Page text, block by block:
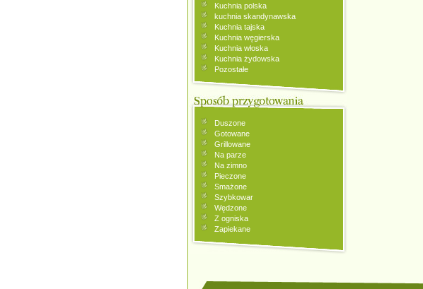
Kuchnia polska
kuchnia skandynawska
Kuchnia tajska
Kuchnia węgierska
Kuchnia włoska
Kuchnia żydowska
Pozostałe
Duszone
Gotowane
Grillowane
Na parze
Na zimno
Pieczone
Smażone
Szybkowar
Wędzone
Z ogniska
Zapiekane